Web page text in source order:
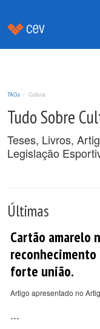
TAGs Cultura
Tudo Sobre
Teses, Livros,
Legislação
Últimas
Cartão amarelo
forte união.
Artigo apresentado no
...